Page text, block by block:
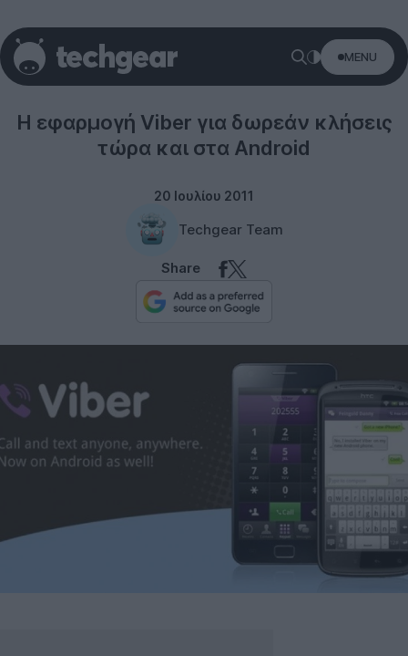
MENU
Η εφαρμογή Viber για δωρεάν κλήσεις
τώρα και στα Android
20 Ιουλίου 2011
Techgear Team
Share